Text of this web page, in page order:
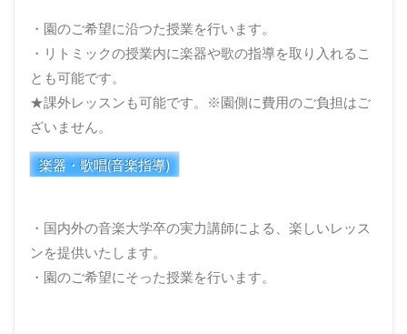
・園のご希望に沿つた授業を行います。
・リトミックの授業内に楽器や歌の指導を取り入れるこ
とも可能です。
★課外レッスンも可能です。※園側に費用のご負担はご
ざいません。
楽器・歌唱(音楽指導)
・国内外の音楽大学卒の実力講師による、楽しいレッス
ンを提供いたします。
・園のご希望にそった授業を行います。